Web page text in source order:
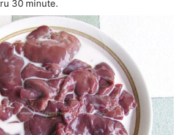
30 minute.